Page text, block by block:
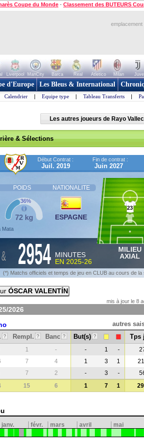
Coupe du Monde - Classement des BUTEURS
emplacement
Liverpool ManCity Barca Real Atletico Milan Juve
d'Europe Les Bleus & International
Calendrier | Equipe type | Tableau Transferts |
Les autres joueurs de Rayo
& Sélections
Début Contrat :
Juil. 2019
Fin de contrat :
Juin 2027
POIDS NATIONALITE
Mata
72 kg
36%
ESPAGNE
23
& 2954 MINUTES
EN 2025-26
MILIEU
AXIAL
(*) Matchs officiels et temps de jeu en CLUB au cours de la
ÓSCAR VALENTÍN
mis à jour le 8
2026
autres
? Rempl. ? Banc ? But(s) ? Tps
1 - - 1 -
7 4 1 3 1
7 2 - 3 -
15 6 1 7 1
janv. févr. mars avril mai